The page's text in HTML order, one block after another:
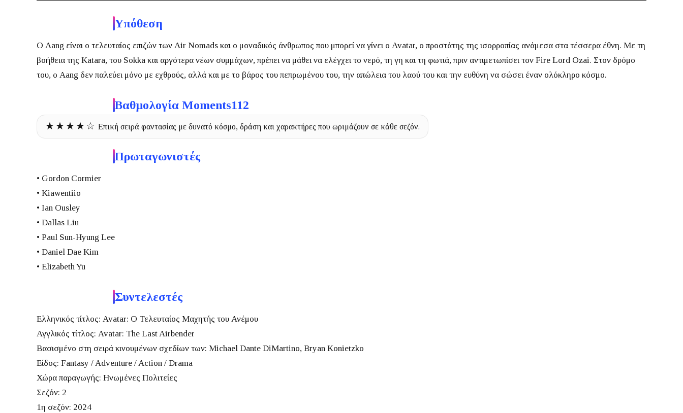
Υπόθεση
Ο Aang είναι ο τελευταίος επιζών των Air Nomads και ο μοναδικός άνθρωπος που μπορεί να γίνει ο Avatar, ο προστάτης της ισορροπίας ανάμεσα στα τέσσερα έθνη. Με τη
βοήθεια της Katara, του Sokka και αργότερα νέων συμμάχων, πρέπει να μάθει να ελέγχει το νερό, τη γη και τη φωτιά, πριν αντιμετωπίσει τον Fire Lord Ozai. Στον δρόμο
του, ο Aang δεν παλεύει μόνο με εχθρούς, αλλά και με το βάρος του πεπρωμένου του, την απώλεια του λαού του και την ευθύνη να σώσει έναν ολόκληρο κόσμο.
Βαθμολογία Moments112
★★★★☆ Επική σειρά φαντασίας με δυνατό κόσμο, δράση και χαρακτήρες που ωριμάζουν σε κάθε σεζόν.
Πρωταγωνιστές
• Gordon Cormier
• Kiawentiio
• Ian Ousley
• Dallas Liu
• Paul Sun-Hyung Lee
• Daniel Dae Kim
• Elizabeth Yu
Συντελεστές
Ελληνικός τίτλος: Avatar: Ο Τελευταίος Μαχητής του Ανέμου
Αγγλικός τίτλος: Avatar: The Last Airbender
Βασισμένο στη σειρά κινουμένων σχεδίων των: Michael Dante DiMartino, Bryan Konietzko
Είδος: Fantasy / Adventure / Action / Drama
Χώρα παραγωγής: Ηνωμένες Πολιτείες
Σεζόν: 2
1η σεζόν: 2024